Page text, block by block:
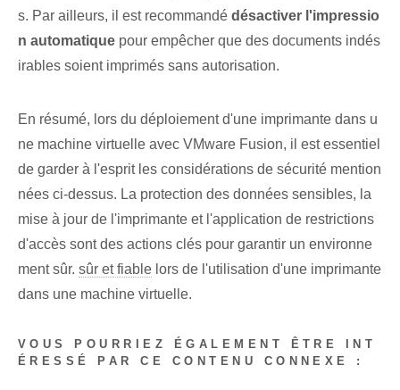
s. Par ailleurs, il est recommandé désactiver l'impressio
n automatique pour empêcher que des documents indés
irables soient imprimés sans autorisation.
En résumé, lors du déploiement d'une imprimante dans u
ne machine virtuelle avec VMware Fusion, il est essentiel
de garder à l'esprit les considérations de sécurité mention
nées ci-dessus. La protection des données sensibles, la
mise à jour de l'imprimante et l'application de restrictions
d'accès sont des actions clés pour garantir un environne
ment sûr. sûr et fiable lors de l'utilisation d'une imprimante
dans une machine virtuelle.
VOUS POURRIEZ ÉGALEMENT ÊTRE INT
ÉRESSÉ PAR CE CONTENU CONNEXE :